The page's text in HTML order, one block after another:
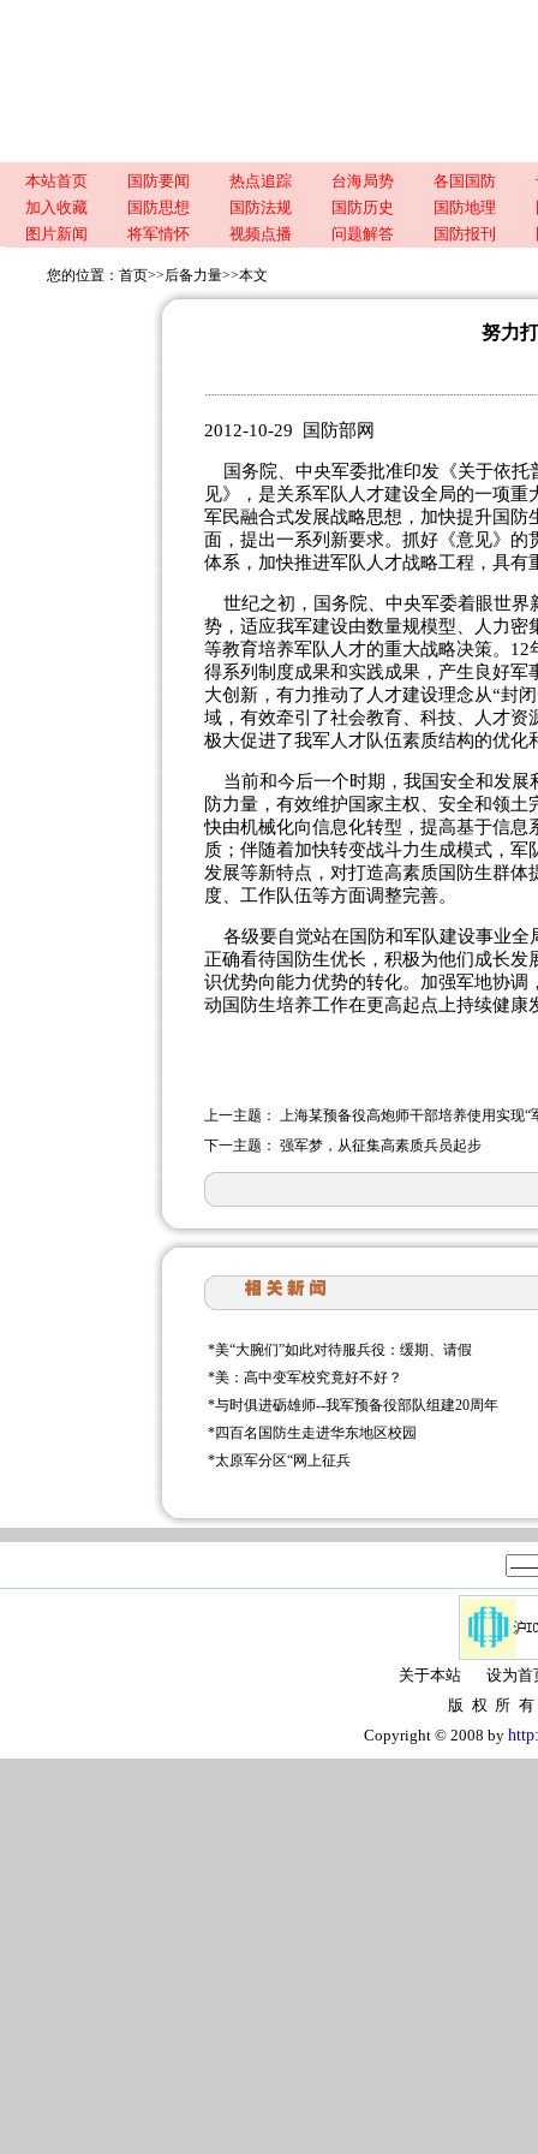
本站首页 国防要闻 热点追踪 台海局势 各国国防
加入收藏
国防思想 国防法规 国防历史 国防地理
图片新闻
将军情怀 视频点播 问题解答 国防报刊
您的位置： 首页>>后备力量>>本文
努力
2012-10-29 国防部网
国务院、中央军委批准印发《关于依托
见》，是关系军队人才建设全局的一项
军民融合式发展战略思想，加快提升国防
面，提出一系列新要求。抓好《意见》
体系，加快推进军队人才战略工程，具有
世纪之初，国务院、中央军委着眼世界
势，适应我军建设由数量规模型、人力
等教育培养军队人才的重大战略决策。
得系列制度成果和实践成果，产生良好
大创新，有力推动了人才建设理念从“封
域，有效牵引了社会教育、科技、人才
极大促进了我军人才队伍素质结构的优化
当前和今后一个时期，我国安全和发展
防力量，有效维护国家主权、安全和领
快由机械化向信息化转型，提高基于信
质；伴随着加快转变战斗力生成模式，
发展等新特点，对打造高素质国防生群
度、工作队伍等方面调整完善。
各级要自觉站在国防和军队建设事业全
正确看待国防生优长，积极为他们成长
识优势向能力优势的转化。加强军地协
动国防生培养工作在更高起点上持续健康
上一主题： 上海某预备役高炮师干部培养使用实现“
下一主题： 强军梦，从征集高素质兵员起步
*美“大腕们”如此对待服兵役：缓期、请假
*美：高中变军校究竟好不好？
*与时俱进砺雄师--我军预备役部队组建20周年
*四百名国防生走进华东地区校园
*太原军分区“网上征兵